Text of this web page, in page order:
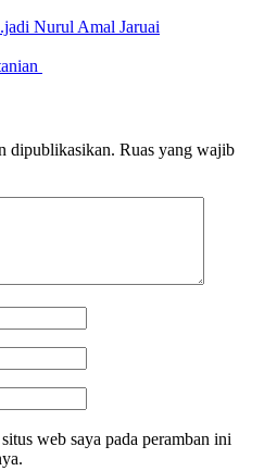
Nurul Amal Jaruai
dipublikasikan. Ruas yang wajib
web saya pada peramban ini